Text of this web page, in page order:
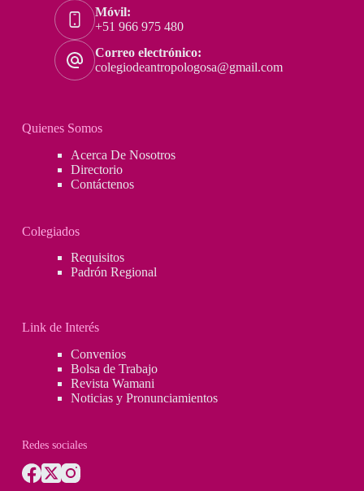
Móvil:
+51 966 975 480
Correo electrónico:
colegiodeantropologosa@gmail.com
Quienes Somos
Acerca De Nosotros
Directorio
Contáctenos
Colegiados
Requisitos
Padrón Regional
Link de Interés
Convenios
Bolsa de Trabajo
Revista Wamani
Noticias y Pronunciamientos
Redes sociales